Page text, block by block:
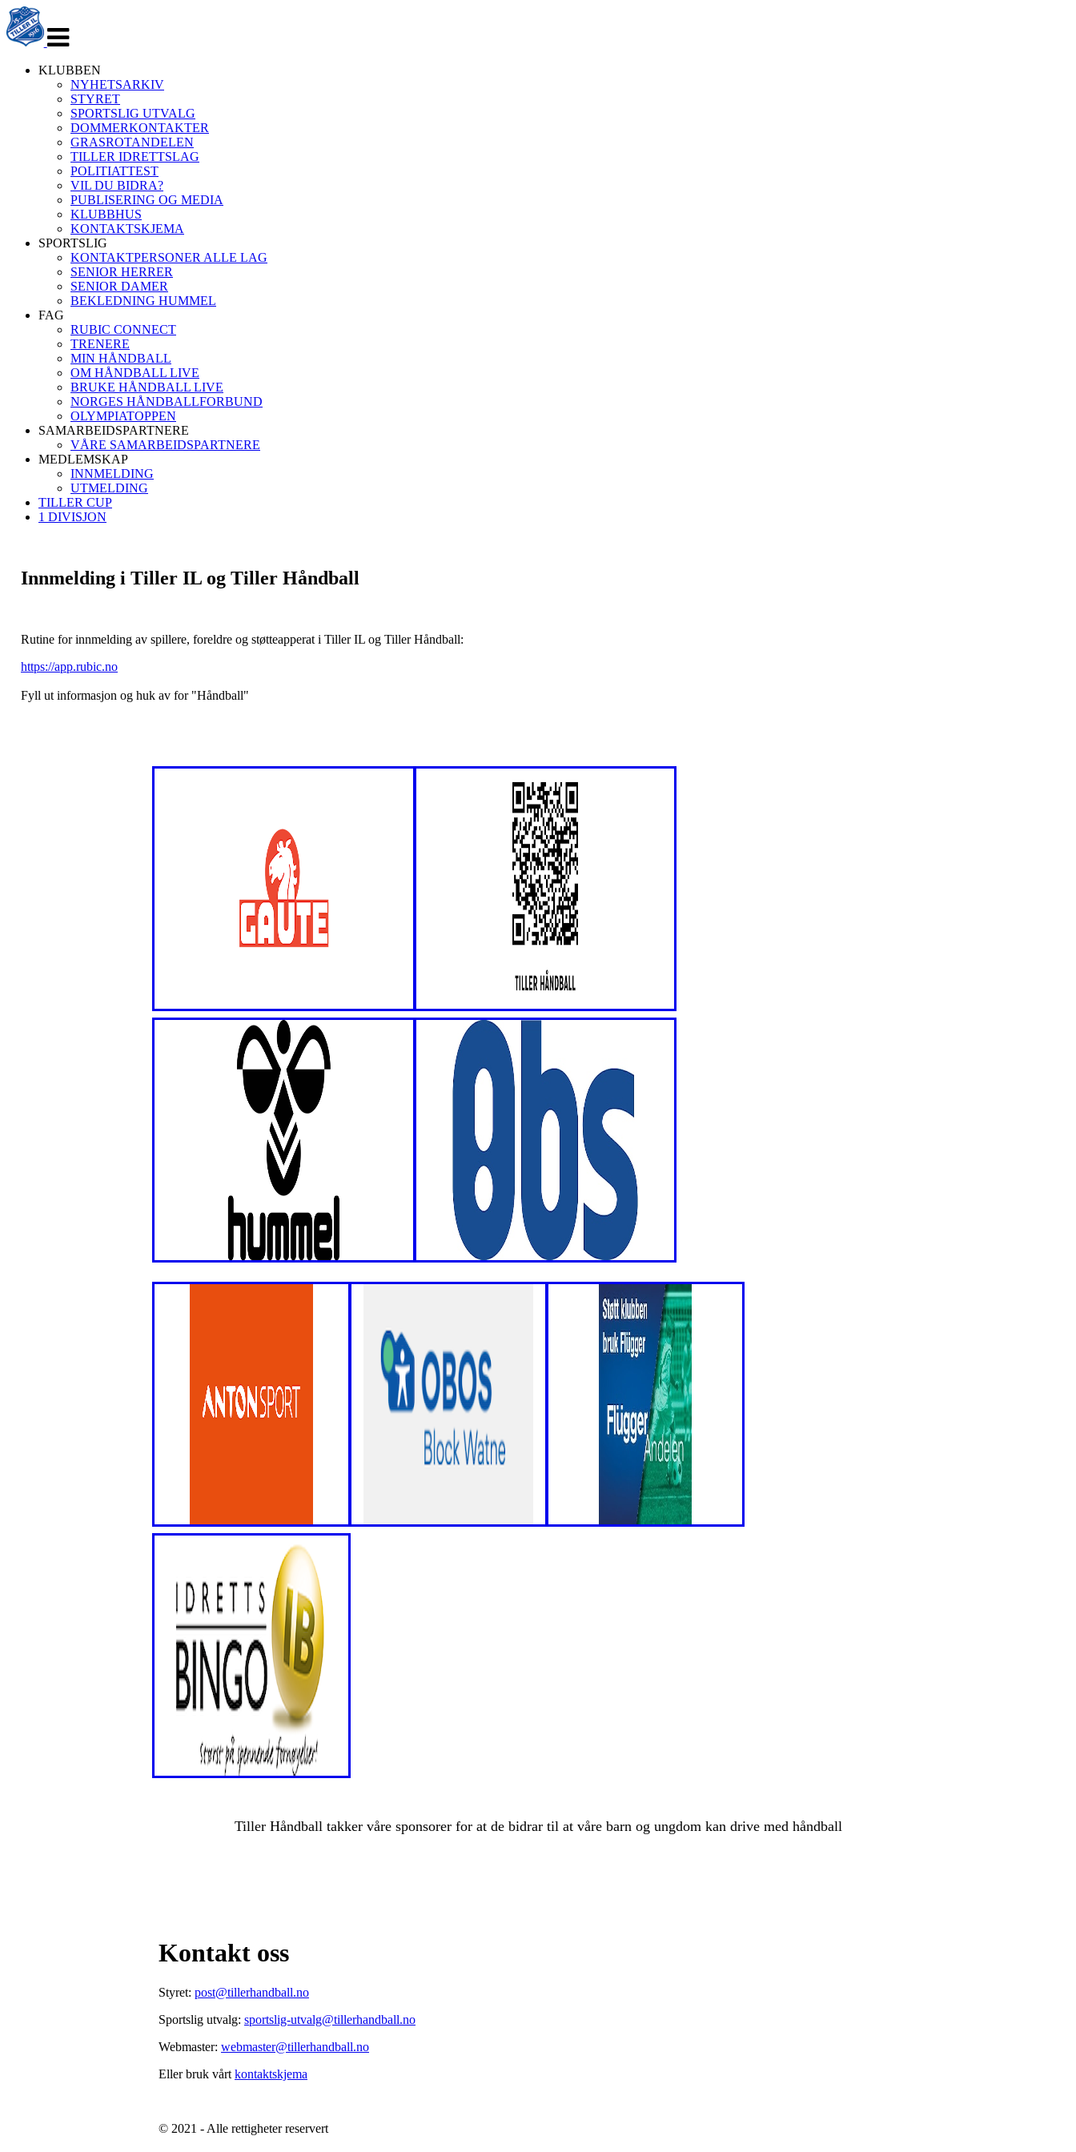
navigasjon
KLUBBEN
NYHETSARKIV
STYRET
SPORTSLIG UTVALG
DOMMERKONTAKTER
GRASROTANDELEN
TILLER IDRETTSLAG
POLITIATTEST
VIL DU BIDRA?
PUBLISERING OG MEDIA
KLUBBHUS
KONTAKTSKJEMA
SPORTSLIG
KONTAKTPERSONER ALLE LAG
SENIOR HERRER
SENIOR DAMER
BEKLEDNING HUMMEL
FAG
RUBIC CONNECT
TRENERE
MIN HÅNDBALL
OM HÅNDBALL LIVE
BRUKE HÅNDBALL LIVE
NORGES HÅNDBALLFORBUND
OLYMPIATOPPEN
SAMARBEIDSPARTNERE
VÅRE SAMARBEIDSPARTNERE
MEDLEMSKAP
INNMELDING
UTMELDING
TILLER CUP
1 DIVISJON
Innmelding i Tiller IL og Tiller Håndball
Rutine for innmelding av spillere, foreldre og støtteapperat i Tiller IL og Tiller Håndball:
https://app.rubic.no
Fyll ut informasjon og huk av for "Håndball"
Tiller Håndball takker våre sponsorer for at de bidrar til at våre barn og ungdom kan drive med håndball
Kontakt oss
Styret: post@tillerhandball.no
Sportslig utvalg: sportslig-utvalg@tillerhandball.no
Webmaster: webmaster@tillerhandball.no
Eller bruk vårt kontaktskjema
© 2021 - Alle rettigheter reservert